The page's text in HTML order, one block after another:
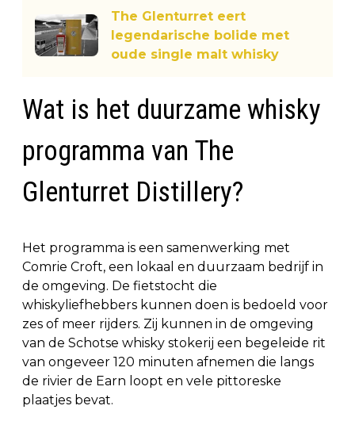
The Glenturret eert
legendarische bolide met
oude single malt whisky
Wat is het duurzame whisky
programma van The
Glenturret Distillery?
Het programma is een samenwerking met
Comrie Croft, een lokaal en duurzaam bedrijf in
de omgeving. De fietstocht die
whiskyliefhebbers kunnen doen is bedoeld voor
zes of meer rijders. Zij kunnen in de omgeving
van de Schotse whisky stokerij een begeleide rit
van ongeveer 120 minuten afnemen die langs
de rivier de Earn loopt en vele pittoreske
plaatjes bevat.